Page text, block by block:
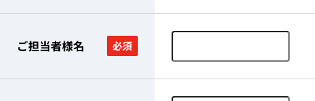
ご担当者様名 必須